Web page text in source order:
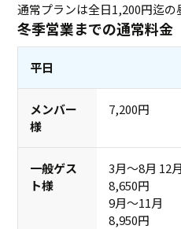
通常プランは全日1,200円迄
冬季営業までの通常料金
平日
7,200円
3月～8月 12
8,650円
9月～11月
8,950円